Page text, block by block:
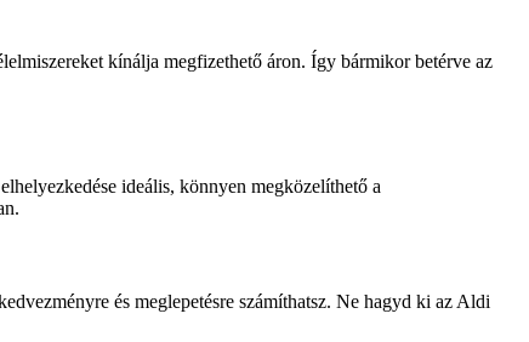
kínálja megfizethető áron. Így bármikor betérve az
ideális, könnyen megközelíthető a
és meglepetésre számíthatsz. Ne hagyd ki az Aldi